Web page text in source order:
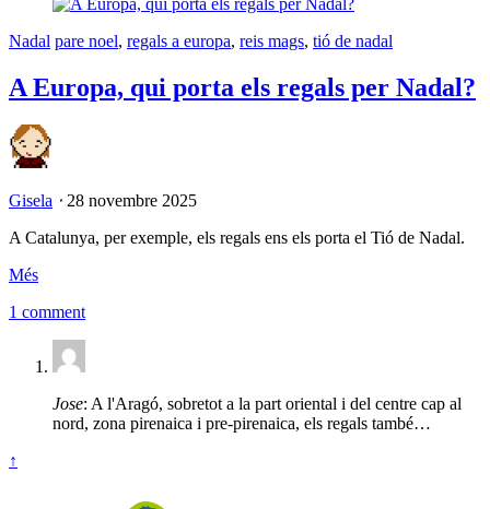
Nadal pare noel, regals a europa, reis mags, tió de nadal
A Europa, qui porta els regals per Nadal?
Gisela ⋅ 28 novembre 2025
A Catalunya, per exemple, els regals ens els porta el Tió de Nadal.
Més
1 comment
Jose: A l'Aragó, sobretot a la part oriental i del centre cap al
nord, zona pirenaica i pre-pirenaica, els regals també…
↑